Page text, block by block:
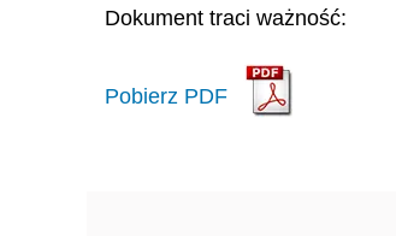
Dokument traci ważność:
Pobierz PDF